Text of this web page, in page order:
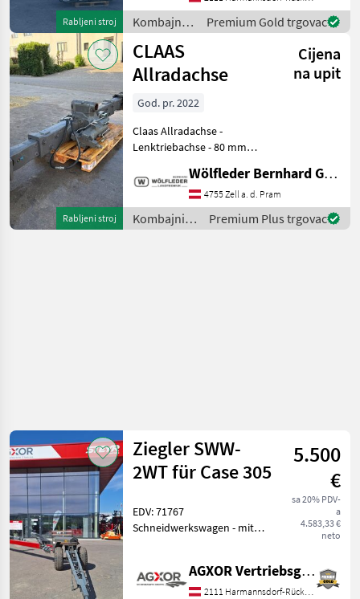
Rabljeni stroj
20% MwSt.
Kombajni /
Sonstige
Premium Gold trgovac
Rabljeni stroj
CLAAS
Allradachse
Cijena
na upit
God. pr. 2022
Claas Allradachse -
Lenktriebachse - 80 mm
Loch Felge - 221 mm
Narbendurchmesser - 275
mm Lochkreisdurchmesser
- 20 mm Bolzen passend un
Wölfleder Bernhard GmbH
4755 Zell a. d. Pram
Kombajni /
Claas
Premium Plus trgovac
Ziegler SWW-
2WT für Case 305
5.500
€
sa 20% PDV-
a
4.583,33 €
neto
EDV: 71767
Schneidwerkswagen - mit
max: 3000 kg - mit Baujahr
AGXOR Vertriebsgesellschaft Ost GmbH
2111 Harmannsdorf-Rückersdorf